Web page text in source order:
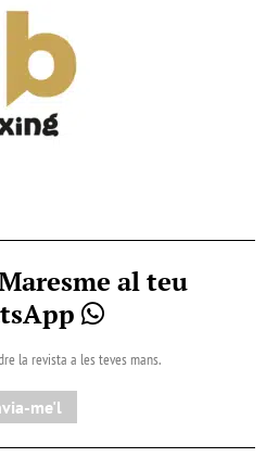
al teu
la revista a les teves mans.
me'l